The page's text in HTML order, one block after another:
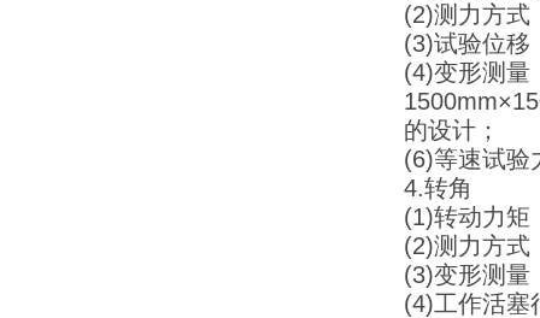
(2)测
(3)试验位移
(4)变形测量
的设计；
(6)等速试验
4.转角
(1)转动力矩
(2)测力方式
(3)变形测量
(4)工作活塞